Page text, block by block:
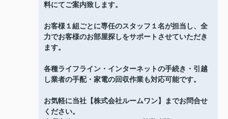
料にてご案内致します。
お客様１組ごとに専任のスタッフ１名が担当し、全
力でお客様のお部屋探しをサポートさせていただき
ます。
各種ライフライン・インターネットの手続き・引越
し業者の手配・家電の回収作業も対応可能です。
お気軽に当社【株式会社ルームワン】までお問合せ
ください。